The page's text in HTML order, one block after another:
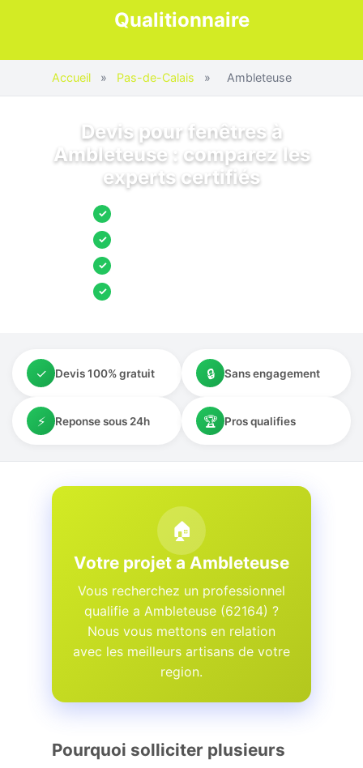
Qualitionnaire
Accueil » Pas-de-Calais » Ambleteuse
Devis pour fenêtres à
Ambleteuse : comparez les
experts certifiés
✓
✓
✓
✓
✓ Devis 100% gratuit 🔒 Sans engagement
⚡ Reponse sous 24h 🏆 Pros qualifies
🏠
Votre projet a Ambleteuse
Vous recherchez un professionnel
qualifie a Ambleteuse (62164) ?
Nous vous mettons en relation
avec les meilleurs artisans de votre
region.
Pourquoi solliciter plusieurs